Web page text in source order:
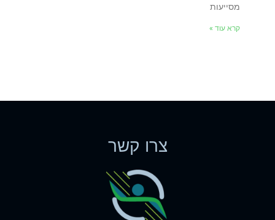
מסייעות
קרא עוד »
צרו קשר